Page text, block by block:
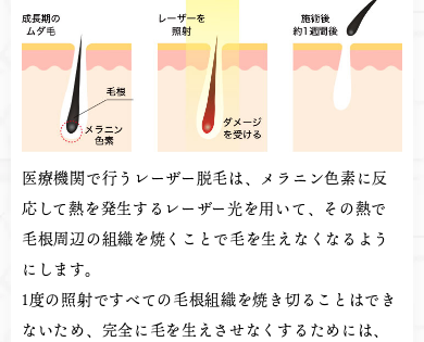
医療機関で行うレーザー脱毛は、メラニン色素に反
応して熱を発生するレーザー光を用いて、その熱で
毛根周辺の組織を焼くことで毛を生えなくなるよう
にします。
1度の照射ですべての毛根組織を焼き切ることはでき
ないため、完全に毛を生えさせなくするためには、